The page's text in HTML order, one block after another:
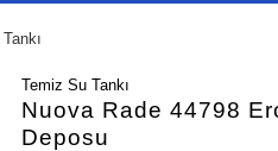
Temiz Su Tankı
Nuova Rade 44798
Deposu